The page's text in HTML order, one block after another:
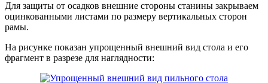
Для защиты от осадков внешние стороны станины закрываем
оцинкованными листами по размеру вертикальных сторон
рамы.
На рисунке показан упрощенный внешний вид стола и его
фрагмент в разрезе для наглядности: